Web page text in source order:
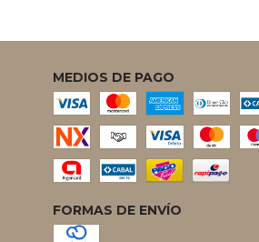
MEDIOS DE PAGO
FORMAS DE ENVÍO